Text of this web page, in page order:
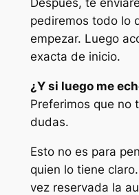
pediremos todo lo
empezar. Luego
exacta de inicio.
¿Y si luego me
Preferimos que no
dudas.
Esto no es para
quien lo tiene
vez reservada la